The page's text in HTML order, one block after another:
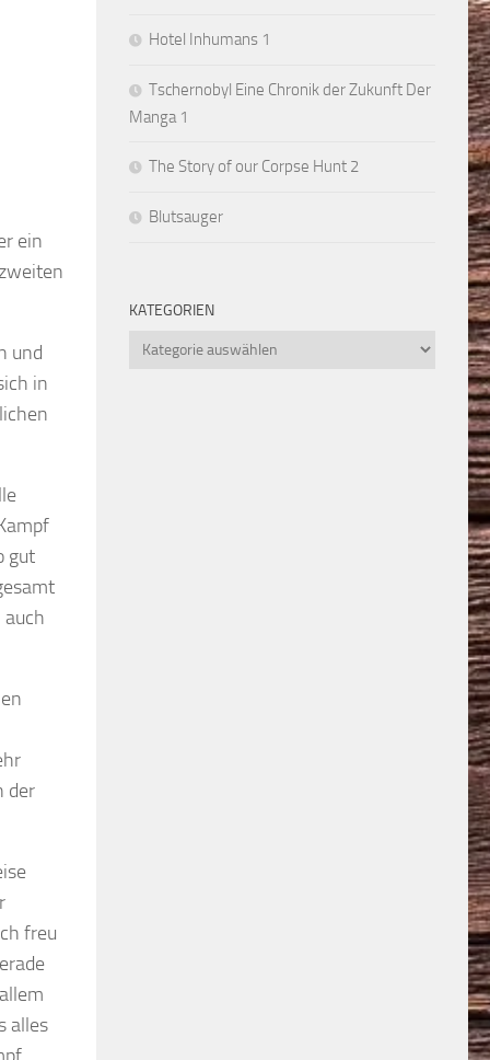
ein
und
in
gut
der
freu
alles
Hotel Inhumans 1
Tschernobyl Eine Chronik der Zukunft Der
Manga 1
The Story of our Corpse Hunt 2
Blutsauger
KATEGORIEN
Kategorien